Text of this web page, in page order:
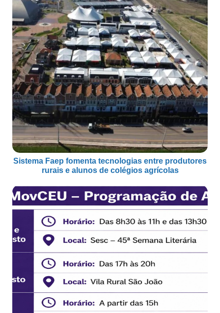
Sistema Faep fomenta tecnologias entre produtores
rurais e alunos de colégios agrícolas